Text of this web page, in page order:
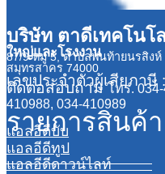
บริษัท ตาดีเทคโนโ
ใหญ่และโรงงาน
87/9 หมู่ 5, ตำบลพันท้ายนรสิงห์
สมุทรสาคร 74000
เลขประจำตัวผู้เสียภาษี
ติดต่อสอบถามโทร.
410988, 034-410989
รายการสินค้า
แอลอีดีบับ
แอลอีดีทูป
แอลอีดีดาวน์ไลท์